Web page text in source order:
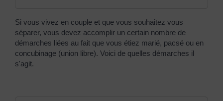
Si vous vivez en couple et que vous souhaitez vous
séparer, vous devez accomplir un certain nombre de
démarches liées au fait que vous étiez marié, pacsé ou en
concubinage (union libre). Voici de quelles démarches il
s'agit.